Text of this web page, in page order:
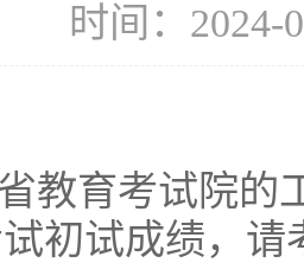
时间：
教育考试院的
初试成绩，请